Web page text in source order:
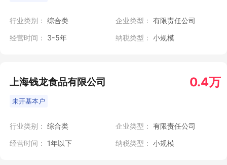
行业类别： 综合类 企业类型： 有限责任公司
经营时间：
3-5年 纳税类型： 小规模
上海钱龙食品有限公司 0.4万
未开基本户
行业类别： 综合类 企业类型： 有限责任公司
经营时间：
1年以下 纳税类型： 小规模